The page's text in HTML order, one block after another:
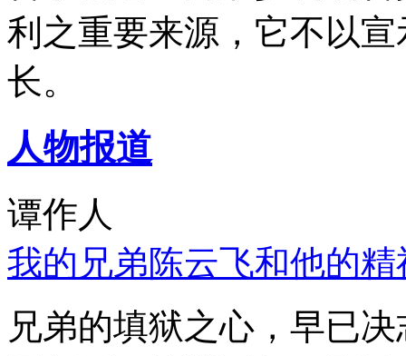
利之重要来源，它不以
长。
人物报道
谭作人
我的兄弟陈云飞和他的
兄弟的填狱之心，早已